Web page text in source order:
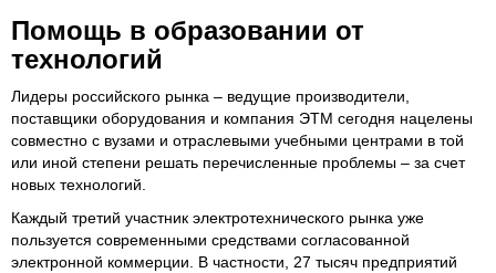
Помощь в образовании от
технологий
Лидеры российского рынка – ведущие производители,
поставщики оборудования и компания ЭТМ сегодня нацелены
совместно с вузами и отраслевыми учебными центрами в той
или иной степени решать перечисленные проблемы – за счет
новых технологий.
Каждый третий участник электротехнического рынка уже
пользуется современными средствами согласованной
электронной коммерции. В частности, 27 тысяч предприятий